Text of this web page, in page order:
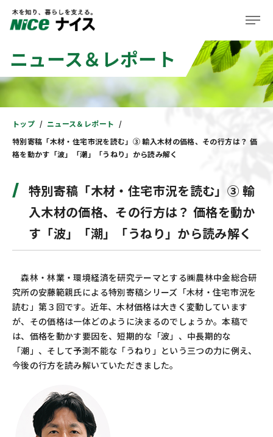
企業情報
事業紹介
サステナビリティ
採用情報
住まい
お問い合わせ カスタマーセンター
ニュース＆レポート
トップ
ニュース＆レポート
特別寄稿「木材・住宅市況を読む」③ 輸入木材の価格、その行方は？ 価
格を動かす「波」「潮」「うねり」から読み解く
特別寄稿「木材・住宅市況を読む」③ 輸
入木材の価格、その行方は？ 価格を動か
す「波」「潮」「うねり」から読み解く
森林・林業・環境経済を研究テーマとする㈱農林中金総合研
究所の安藤範親氏による特別寄稿シリーズ「木材・住宅市況を
読む」第３回です。近年、木材価格は大きく変動しています
が、その価格は一体どのように決まるのでしょうか。本稿で
は、価格を動かす要因を、短期的な「波」、中長期的な
「潮」、そして予測不能な「うねり」という三つの力に例え、
今後の行方を読み解いていただきました。